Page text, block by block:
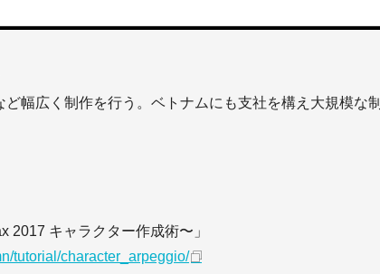
幅広く制作を行う。ベトナムにも支社を構え大規模な制
2017 キャラクター作成術〜」
tutorial/character_arpeggio/